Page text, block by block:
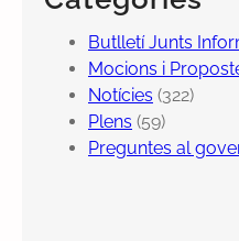
Butlletí Junts
Mocions i
Notícies (322)
Plens (59)
Preguntes al